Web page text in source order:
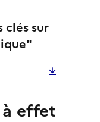
clés sur
à effet